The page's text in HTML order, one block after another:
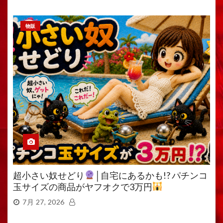
物販
超小さい奴せどり
│自宅にあるかも!? パチンコ
玉サイズの商品がヤフオクで3万円
7月 27, 2026